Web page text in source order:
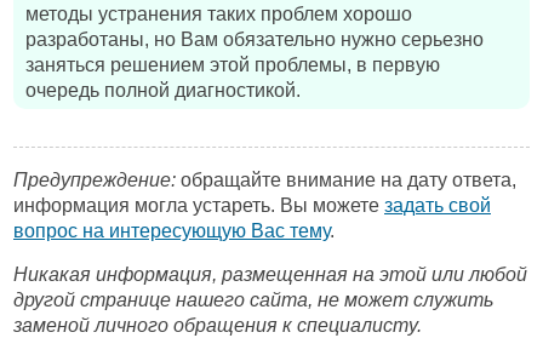
методы устранения таких проблем хорошо
разработаны, но Вам обязательно нужно серьезно
заняться решением этой проблемы, в первую
очередь полной диагностикой.
Предупреждение: обращайте внимание на дату ответа,
информация могла устареть. Вы можете задать свой
вопрос на интересующую Вас тему.
Никакая информация, размещенная на этой или любой
другой странице нашего сайта, не может служить
заменой личного обращения к специалисту.